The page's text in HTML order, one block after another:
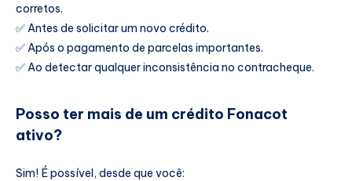
corretos.
✅ Antes de solicitar um novo crédito.
✅ Após o pagamento de parcelas importantes.
✅ Ao detectar qualquer inconsistência no contracheque.
Posso ter mais de um crédito Fonacot
ativo?
Sim! É possível, desde que você: